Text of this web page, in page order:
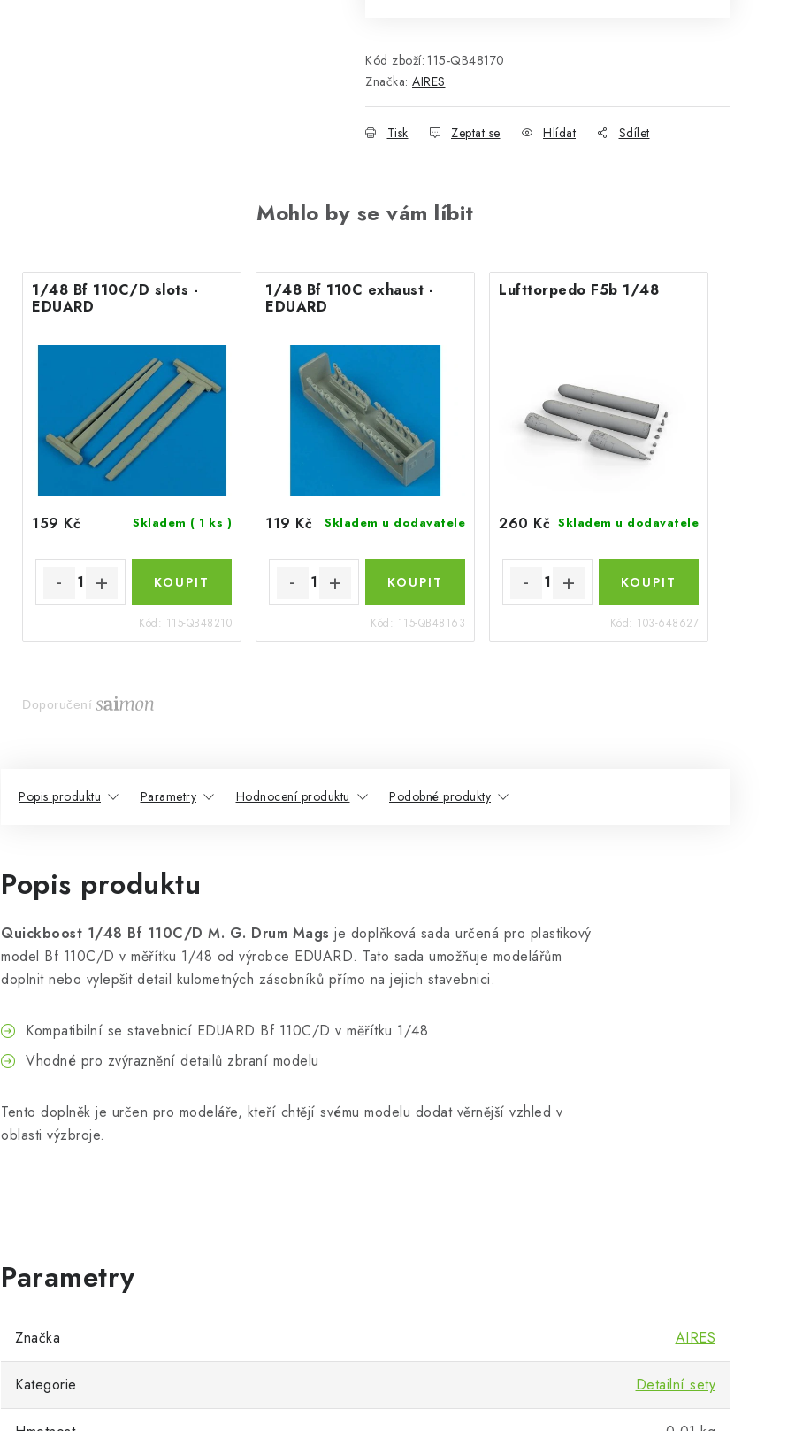
Kód zboží: 115-QB48170
Značka: AIRES
Tisk Zeptat se Hlídat Sdílet
Mohlo by se vám líbit
1/48 Bf 110C/D slots -
EDUARD
159 Kč Skladem ( 1 ks )
Kód: 115-QB48210
1/48 Bf 110C exhaust -
EDUARD
119 Kč Skladem u dodavatele
Kód: 115-QB48163
Lufttorpedo F5b 1/48
260 Kč Skladem u dodavatele
Kód: 103-648627
Doporučení
Popis produktu Parametry Hodnocení produktu Podobné produkty
Popis produktu
Quickboost 1/48 Bf 110C/D M. G. Drum Mags je doplňková sada určená pro plastikový
model Bf 110C/D v měřítku 1/48 od výrobce EDUARD. Tato sada umožňuje modelářům
doplnit nebo vylepšit detail kulometných zásobníků přímo na jejich stavebnici.
Kompatibilní se stavebnicí EDUARD Bf 110C/D v měřítku 1/48
Vhodné pro zvýraznění detailů zbraní modelu
Tento doplněk je určen pro modeláře, kteří chtějí svému modelu dodat věrnější vzhled v
oblasti výzbroje.
Značka AIRES
Kategorie Detailní sety